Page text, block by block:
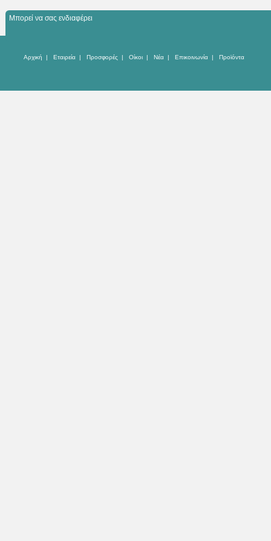
Μπορεί να σας ενδιαφέρει
Αρχική | Εταιρεία | Προσφορές | Οίκοι | Νέα | Επικοινωνία | Προϊόντα